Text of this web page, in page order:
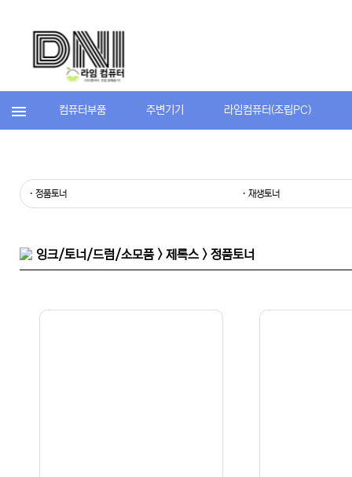
컴퓨터부품 주변기기 라임컴퓨터(조립PC)
· 정품토너 · 재생토너
잉크/토너/드럼/소모품 > 제록스 > 정품토너